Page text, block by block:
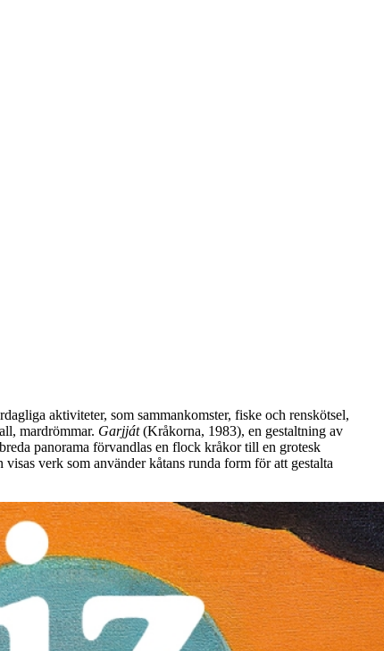
aktiviteter, som sammankomster, fiske och renskötsel,
mardrömmar. Garjját(Kråkorna, 1983), en gestaltning av
panorama förvandlas en flock kråkor till en grotesk
verk som använder kåtans runda form för att gestalta